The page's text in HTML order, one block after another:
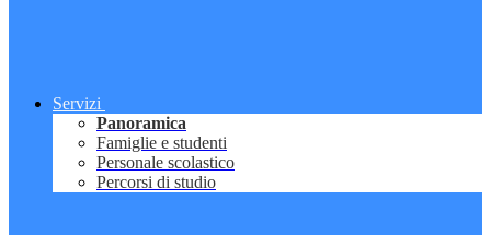
Servizi
Panoramica
Famiglie e studenti
Personale scolastico
Percorsi di studio